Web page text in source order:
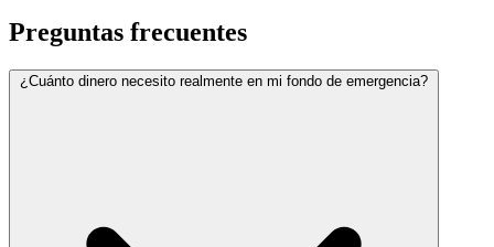
Preguntas frecuentes
¿Cuánto dinero necesito realmente en mi fondo de emergencia?